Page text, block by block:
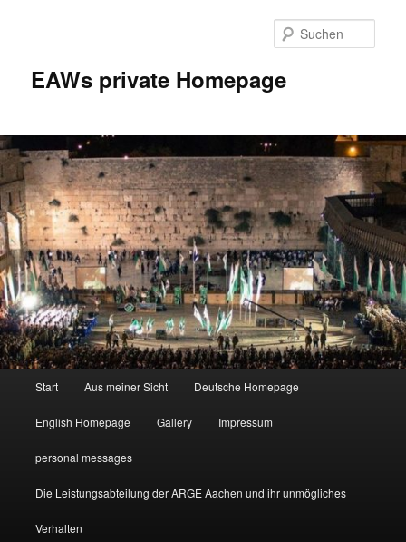
EAWs private Homepage
Start Aus meiner Sicht Deutsche Homepage
English Homepage Gallery Impressum
personal messages
Die Leistungsabteilung der ARGE Aachen und ihr unmögliches
Verhalten